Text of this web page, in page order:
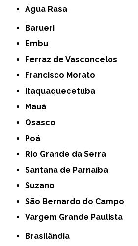
Água Rasa
Barueri
Embu
Ferraz de Vasconcelos
Francisco Morato
Itaquaquecetuba
Mauá
Osasco
Poá
Rio Grande da Serra
Santana de Parnaíba
Suzano
São Bernardo do Campo
Vargem Grande Paulista
Brasilândia